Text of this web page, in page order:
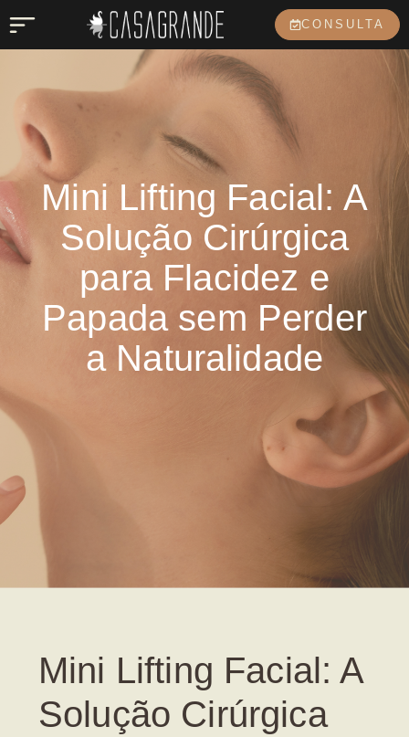
CONSULTA
Mini Lifting Facial: A
Solução Cirúrgica
para Flacidez e
Papada sem Perder
a Naturalidade
Mini Lifting Facial: A
Solução Cirúrgica